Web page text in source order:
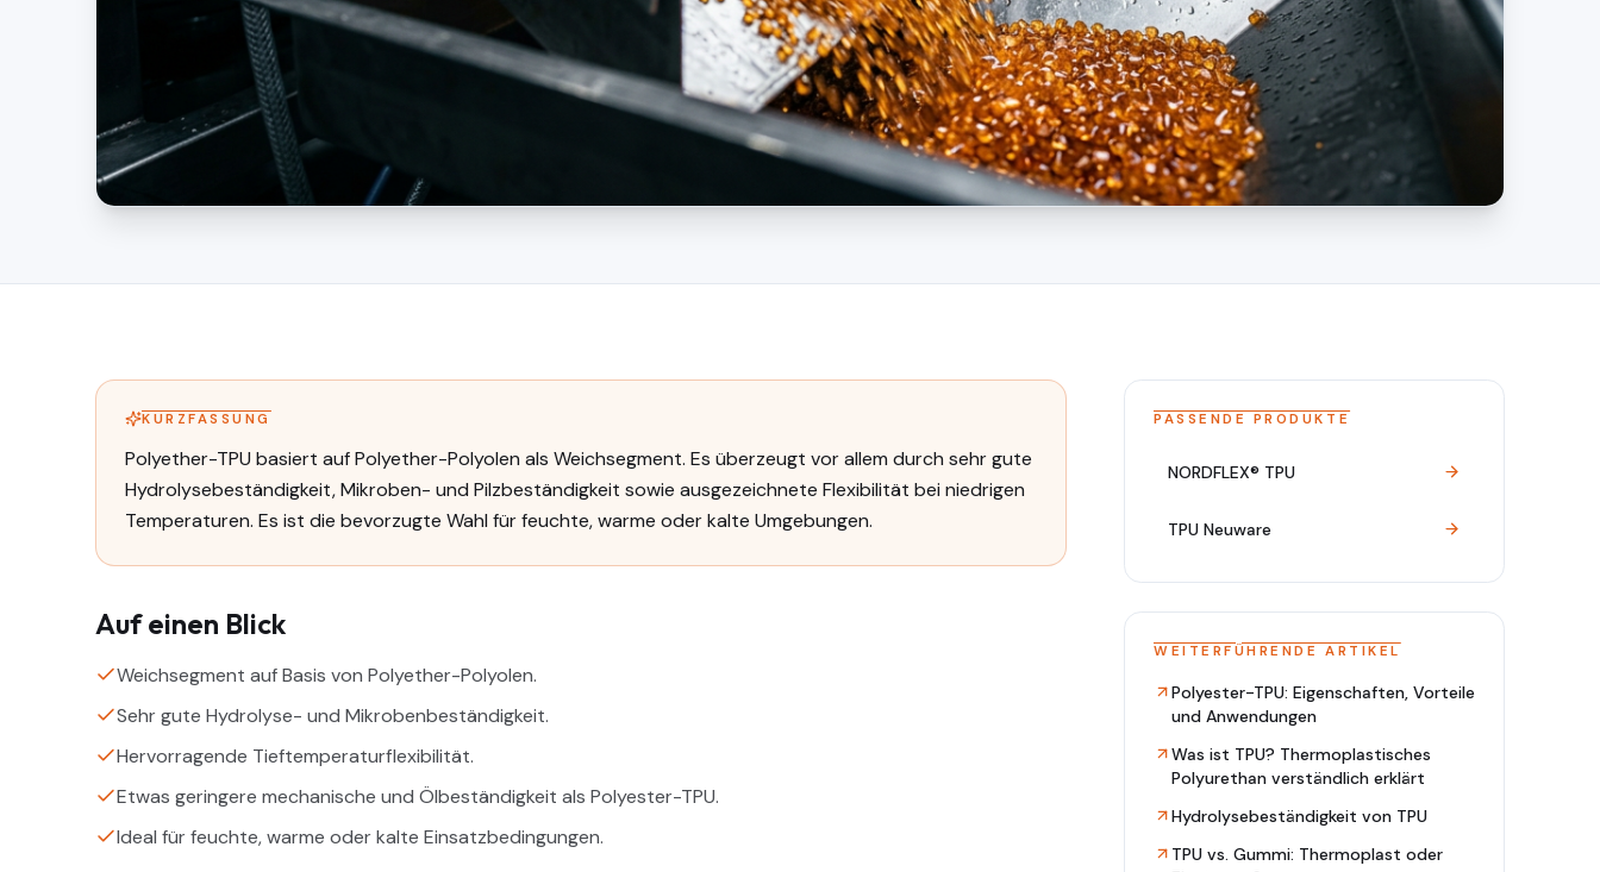
KURZFASSUNG
Polyether-TPU basiert auf Polyether-Polyolen als Weichsegment. Es überzeugt vor allem durch sehr gute
Hydrolysebeständigkeit, Mikroben- und Pilzbeständigkeit sowie ausgezeichnete Flexibilität bei niedrigen
Temperaturen. Es ist die bevorzugte Wahl für feuchte, warme oder kalte Umgebungen.
Auf einen Blick
Weichsegment auf Basis von Polyether-Polyolen.
Sehr gute Hydrolyse- und Mikrobenbeständigkeit.
Hervorragende Tieftemperaturflexibilität.
Etwas geringere mechanische und Ölbeständigkeit als Polyester-TPU.
Ideal für feuchte, warme oder kalte Einsatzbedingungen.
PASSENDE PRODUKTE
NORDFLEX® TPU
TPU Neuware
WEITERFÜHRENDE ARTIKEL
Polyester-TPU: Eigenschaften, Vorteile
und Anwendungen
Was ist TPU? Thermoplastisches
Polyurethan verständlich erklärt
Hydrolysebeständigkeit von TPU
TPU vs. Gummi: Thermoplast oder